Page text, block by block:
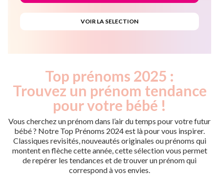
Top prénoms 2025 :
Trouvez un prénom tendance
pour votre bébé !
Vous cherchez un prénom dans l’air du temps pour votre futur
bébé ? Notre Top Prénoms 2024 est là pour vous inspirer.
Classiques revisités, nouveautés originales ou prénoms qui
montent en flèche cette année, cette sélection vous permet
de repérer les tendances et de trouver un prénom qui
correspond à vos envies.